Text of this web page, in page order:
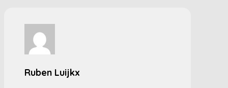
Ruben Luijkx